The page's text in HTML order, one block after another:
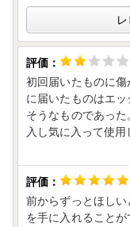
初回届いたものに
に届いたものはエ
そうなものであっ
入し気に入って使
前からずっとほし
を手に入れること